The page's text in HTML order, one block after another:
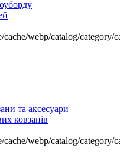
webp/catalog/category/
та аксесуари
ковзанів
webp/catalog/category/